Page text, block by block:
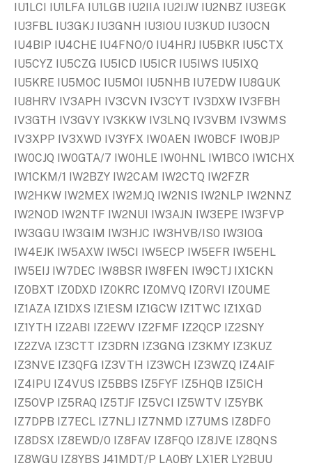
IU1LCI IU1LFA IU1LGB IU2IIA IU2IJW IU2NBZ IU3EGK
IU3FBL IU3GKJ IU3GNH IU3IOU IU3KUD IU3OCN
IU4BIP IU4CHE IU4FNO/0 IU4HRJ IU5BKR IU5CTX
IU5CYZ IU5CZG IU5ICD IU5ICR IU5IWS IU5IXQ
IU5KRE IU5MOC IU5MOI IU5NHB IU7EDW IU8GUK
IU8HRV IV3APH IV3CVN IV3CYT IV3DXW IV3FBH
IV3GTH IV3GVY IV3KKW IV3LNQ IV3VBM IV3WMS
IV3XPP IV3XWD IV3YFX IW0AEN IW0BCF IW0BJP
IW0CJQ IW0GTA/7 IW0HLE IW0HNL IW1BCO IW1CHX
IW1CKM/1 IW2BZY IW2CAM IW2CTQ IW2FZR
IW2HKW IW2MEX IW2MJQ IW2NIS IW2NLP IW2NNZ
IW2NOD IW2NTF IW2NUI IW3AJN IW3EPE IW3FVP
IW3GGU IW3GIM IW3HJC IW3HVB/IS0 IW3IOG
IW4EJK IW5AXW IW5CI IW5ECP IW5EFR IW5EHL
IW5EIJ IW7DEC IW8BSR IW8FEN IW9CTJ IX1CKN
IZ0BXT IZ0DXD IZ0KRC IZ0MVQ IZ0RVI IZ0UME
IZ1AZA IZ1DXS IZ1ESM IZ1GCW IZ1TWC IZ1XGD
IZ1YTH IZ2ABI IZ2EWV IZ2FMF IZ2QCP IZ2SNY
IZ2ZVA IZ3CTT IZ3DRN IZ3GNG IZ3KMY IZ3KUZ
IZ3NVE IZ3QFG IZ3VTH IZ3WCH IZ3WZQ IZ4AIF
IZ4IPU IZ4VUS IZ5BBS IZ5FYF IZ5HQB IZ5ICH
IZ5OVP IZ5RAQ IZ5TJF IZ5VCI IZ5WTV IZ5YBK
IZ7DPB IZ7ECL IZ7NLJ IZ7NMD IZ7UMS IZ8DFO
IZ8DSX IZ8EWD/0 IZ8FAV IZ8FQO IZ8JVE IZ8QNS
IZ8WGU IZ8YBS J41MDT/P LA0BY LX1ER LY2BUU